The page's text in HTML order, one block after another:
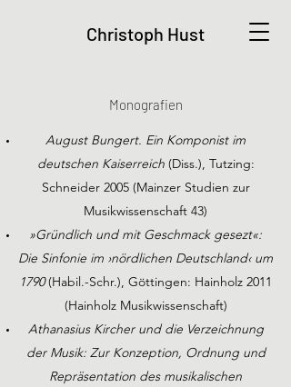
Christoph Hust
Monografien
August Bungert. Ein Komponist im
deutschen Kaiserreich(Diss.), Tutzing:
Schneider 2005 (Mainzer Studien zur
Musikwissenschaft 43)
»Gründlich und mit Geschmack gesezt«:
Die Sinfonie im ›nördlichen Deutschland‹ um
1790(Habil.-Schr.), Göttingen: Hainholz 2011
(Hainholz Musikwissenschaft)
Athanasius Kircher und die Verzeichnung
der Musik: Zur Konzeption, Ordnung und
Repräsentation des musikalischen